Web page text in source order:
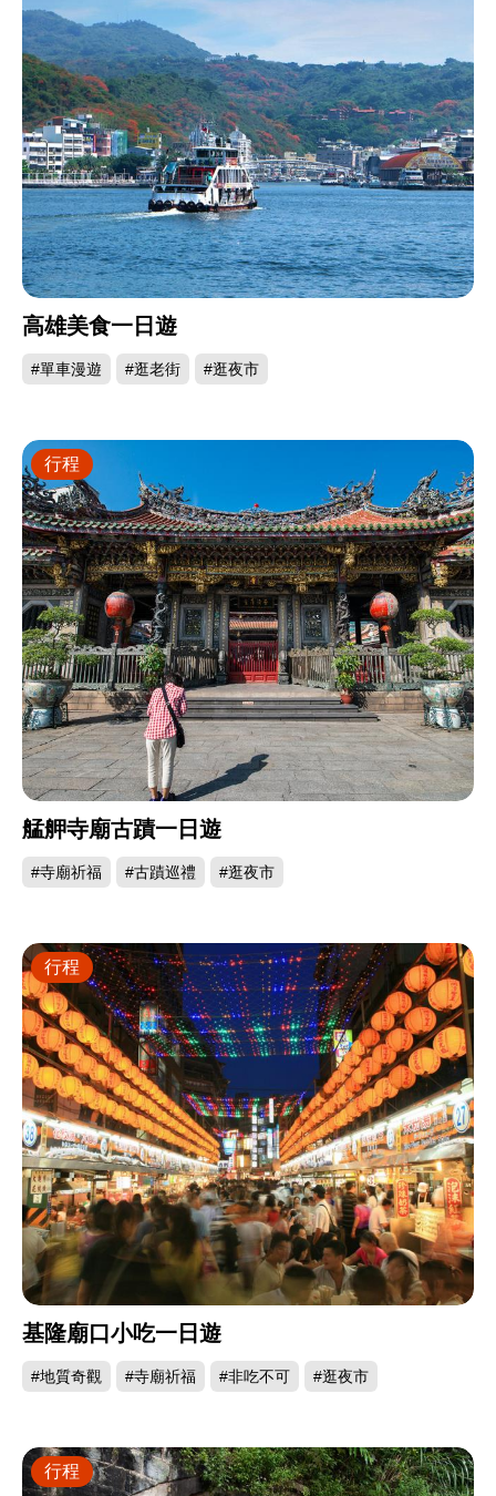
高雄美食一日遊
#單車漫遊 #逛老街 #逛夜市
艋舺寺廟古蹟一日遊
#寺廟祈福 #古蹟巡禮 #逛夜市
行程
基隆廟口小吃一日遊
#地質奇觀 #寺廟祈福 #非吃不可 #逛夜市
行程
行程